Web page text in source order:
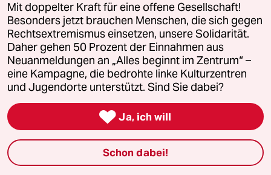
Und was bringt mir die Anzeige der
Transaktionsdetails. Mit ner
doppelten Man in the Middle Attack
wurde schon gezeigt das man auch
diese Verfahren manipulieren kann.
Also nochmal das ist Blödsinn.
Technisch nicht haltbare
Argumentation
danny schneider
02.07.2019,23:56 Uhr
Mit doppelter Kraft für eine offene Gesellschaft!
Besonders jetzt brauchen Menschen, die sich gegen
Rechtsextremismus einsetzen, unsere Solidarität.
Daher gehen 50 Prozent der Einnahmen aus
Neuanmeldungen an „Alles beginnt im Zentrum“ –
eine Kampagne, die bedrohte linke Kulturzentren
und Jugendorte unterstützt. Sind Sie dabei?
 Ja, ich will
Schon dabei!